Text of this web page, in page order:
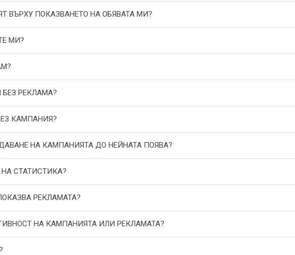
ВЪРХУ ПОКАЗВАНЕТО НА ОБЯВАТА МИ?
МИ?
РЕКЛАМА?
КАМПАНИЯ?
НА КАМПАНИЯТА ДО НЕЙНАТА ПОЯВА?
СТАТИСТИКА?
РЕКЛАМАТА?
НА КАМПАНИЯТА ИЛИ РЕКЛАМАТА?